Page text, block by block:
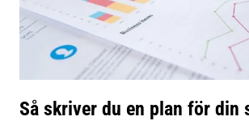
Så skriver du en plan för din